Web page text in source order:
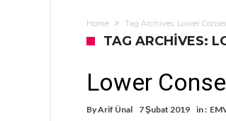
Home Tag Archives: Lower
TAG ARCHIVES:
Lower
ByArif Ünal 7 Şubat 2019 in :